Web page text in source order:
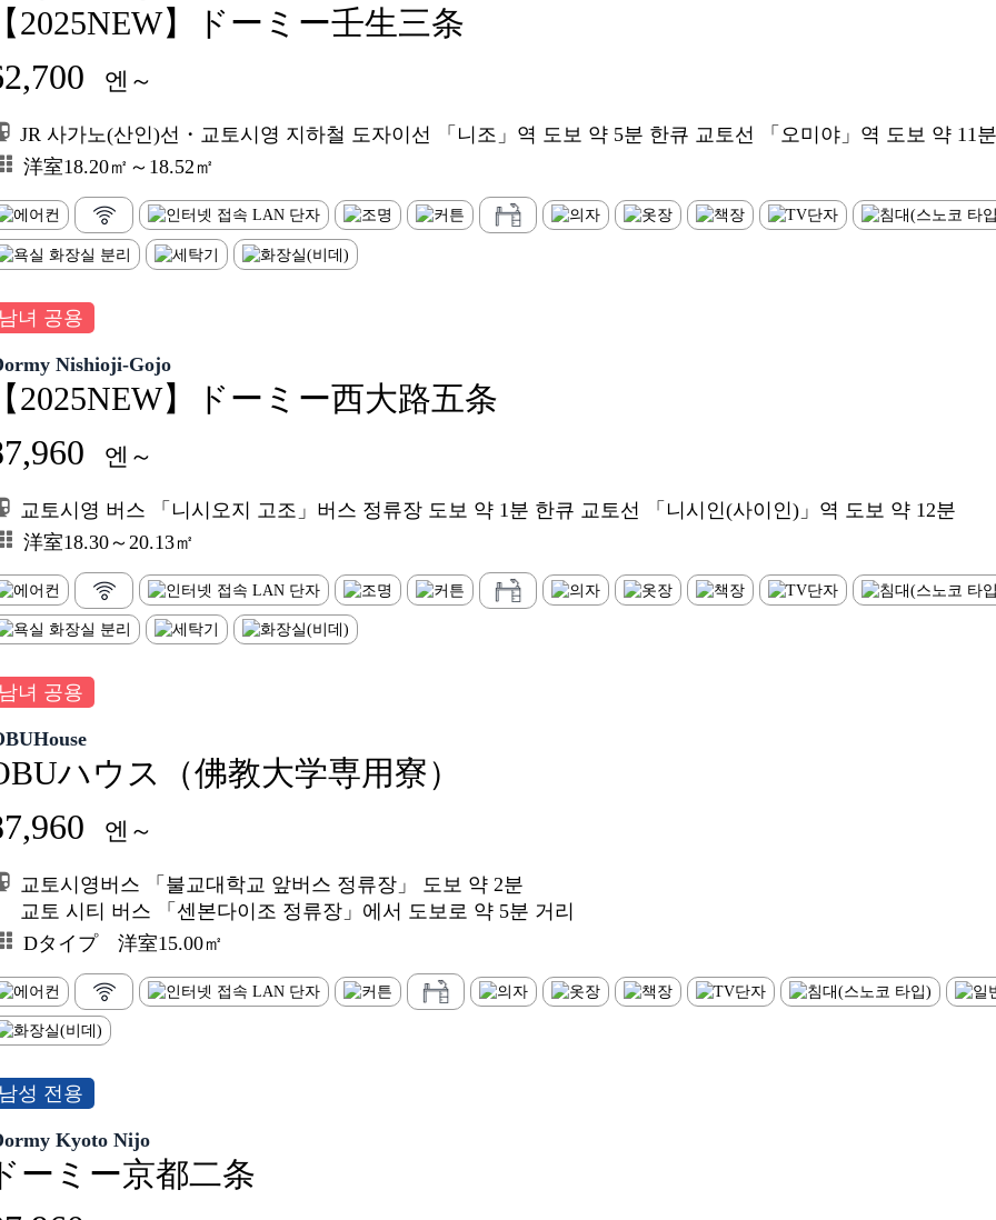
2025NEW】ドーミー壬生三条
엔～
JR 사가노(산인)선・교토시영 지하철 도자이선 「니조」역 도보 약 5분 한큐 교토선 「오미야」역 도보 약 11분
洋室18.20㎡～18.52㎡
녀 공용
Nishioji-Gojo
2025NEW】ドーミー西大路五条
엔～
교토시영 버스 「니시오지 고조」버스 정류장 도보 약 1분 한큐 교토선 「니시인(사이인)」역 도보 약 12분
洋室18.30～20.13㎡
녀 공용
ハウス（佛教大学専用寮）
엔～
교토시영버스 「불교대학교 앞버스 정류장」 도보 약 2분
교토 시티 버스 「센본다이조 정류장」에서 도보로 약 5분 거리
Dタイプ 洋室15.00㎡
성 전용
Kyoto Nijo
ーミー京都二条